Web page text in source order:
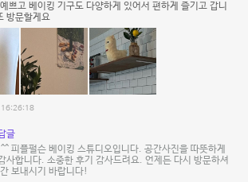
쁘고 베이킹 기구도 다양하게 있어서 편하게 즐기고 갑니
방문할게요
글
피플펄슨 베이킹 스튜디오입니다. 공간사진을 따뜻하게
사합니다. 소중한 후기 감사드려요. 언제든 다시 방문하셔
보내시기 바랍니다!